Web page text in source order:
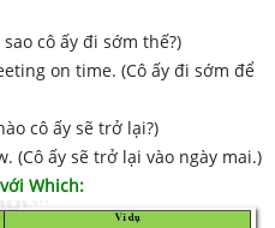
cô ấy đi sớm thế?)
on time. (Cô ấy đi sớm để
cô ấy sẽ trở lại?)
(Cô ấy sẽ trở lại vào ngày mai.)
Which: